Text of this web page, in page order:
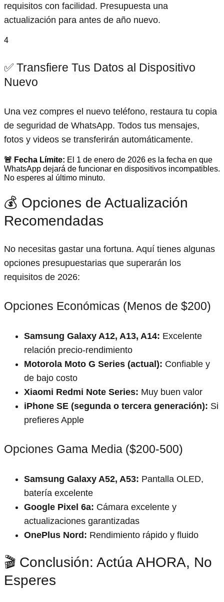
requisitos con facilidad. Presupuesta una
actualización para antes de año nuevo.
4
✅ Transfiere Tus Datos al Dispositivo
Nuevo
Una vez compres el nuevo teléfono, restaura tu copia
de seguridad de WhatsApp. Todos tus mensajes,
fotos y videos se transferirán automáticamente.
🚨 Fecha Límite: El 1 de enero de 2026 es la fecha en que
WhatsApp dejará de funcionar en dispositivos incompatibles.
No esperes al último minuto.
💰 Opciones de Actualización
Recomendadas
No necesitas gastar una fortuna. Aquí tienes algunas
opciones presupuestarias que superarán los
requisitos de 2026:
Opciones Económicas (Menos de $200)
Samsung Galaxy A12, A13, A14: Excelente
relación precio-rendimiento
Motorola Moto G Series (actual): Confiable y
de bajo costo
Xiaomi Redmi Note Series: Muy buen valor
iPhone SE (segunda o tercera generación): Si
prefieres Apple
Opciones Gama Media ($200-500)
Samsung Galaxy A52, A53: Pantalla OLED,
batería excelente
Google Pixel 6a: Cámara excelente y
actualizaciones garantizadas
OnePlus Nord: Rendimiento rápido y fluido
🎬 Conclusión: Actúa AHORA, No
Esperes